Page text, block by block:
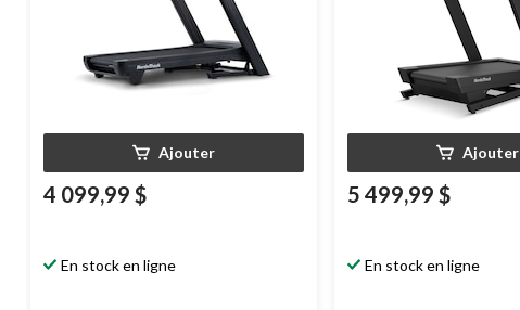
Ajouter
4 099,99 $
En stock en ligne
Ajouter
5 499,99 $
En stock en ligne